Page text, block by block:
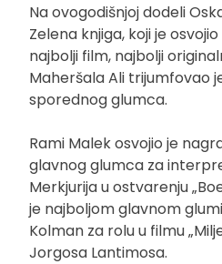
Na ovogodišnjoj dodeli
Zelena knjiga, koji je
najbolji film, najbolji
Maheršala Ali trijumfovao
sporednog glumca.
Rami Malek osvojio je
glavnog glumca za
Merkjurija u ostvarenju
je najboljom glavnom
Kolman za rolu u filmu
Jorgosa Lantimosa.